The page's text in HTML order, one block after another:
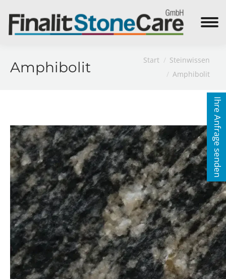
Search:
Amphibolit
Sie befinden sich hier:
Start
Steinwissen
Amphibolit
Ihre Anfrage senden